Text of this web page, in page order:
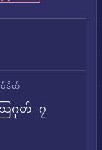
ပ်ဒိတ်
ဩဂုတ် ၇